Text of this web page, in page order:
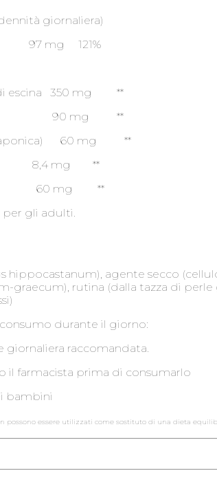
giornaliera)
121%
di escina 350 mg **
90 mg **
japonica) 60 mg **
**
mg **
per gli adulti.
agente secco
graecum), rutina (dalla tazza di
durante il giorno:
giornaliera raccomandata.
il farmacista prima di consumarlo
bambini
possono essere utilizzati come sostituto di una dieta